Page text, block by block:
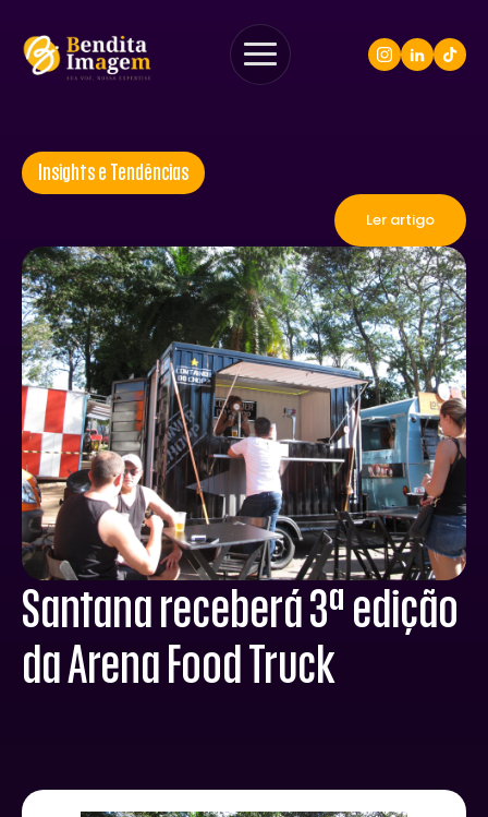
Insights e Tendências
Ler artigo
Santana receberá 3ª edição
da Arena Food Truck